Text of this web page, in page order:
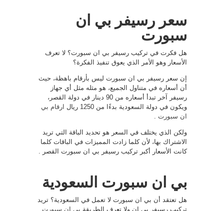
سعر رسيفر بي ان
سبورت
هل فكرت في تركيب رسيفر بي ان سبورت؟ لا تعرف
الأسعار وهو الأمر الذي يعوق تنفيذ الفكرة؟
إن سعر رسيفر بي ان سبورت ليس بأرقام باهظة، حيث
أن أسعاره في متناول الجميع، هو مثله مثل أي جهاز
رسيفر آخر تبدأ أسعاره من 90 دينار في دولة القصر،
ويكون في دولة السعودية بدءًا من 1250 ريال
ارقام بي
ان سبورت
ولكن الذي يختلف في السعر هو تحديد الباقة التي تريد
الاشتراك بها، لأن كلما زادت المميزات في الباقات كلما
كانت الأسعار أكبر تركيب رسيفر بي ان سبورت القصر .
بي ان سبورت السعودية
هل تعتقد أن بي ان سبورت لا تعمل في السعودية؟ تريد
تركيب رسيفر بي ان ولا تعرف الطريقة بي ان سبورت